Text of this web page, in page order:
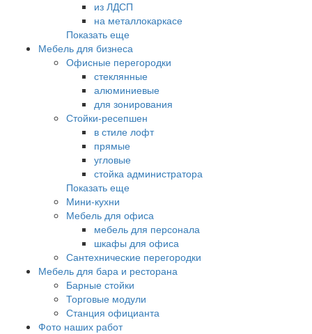
из ЛДСП
на металлокаркасе
Показать еще
Мебель для бизнеса
Офисные перегородки
стеклянные
алюминиевые
для зонирования
Стойки-ресепшен
в стиле лофт
прямые
угловые
стойка администратора
Показать еще
Мини-кухни
Мебель для офиса
мебель для персонала
шкафы для офиса
Сантехнические перегородки
Мебель для бара и ресторана
Барные стойки
Торговые модули
Станция официанта
Фото наших работ